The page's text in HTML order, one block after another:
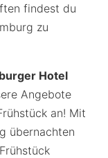
findest du
zu
Hotel
Angebote
an! Mit
übernachten